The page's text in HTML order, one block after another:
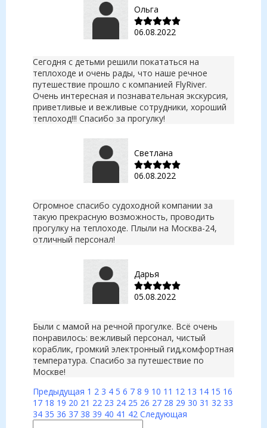
Ольга
06.08.2022
Сегодня с детьми решили покататься на
теплоходе и очень рады, что наше речное
путешествие прошло с компанией FlyRiver.
Очень интересная и познавательная экскурсия,
приветливые и вежливые сотрудники, хороший
теплоход!!! Спасибо за прогулку!
Светлана
06.08.2022
Огромное спасибо судоходной компании за
такую прекрасную возможность, проводить
прогулку на теплоходе. Плыли на Москва-24,
отличный персонал!
Дарья
05.08.2022
Были с мамой на речной прогулке. Всё очень
понравилось: вежливый персонал, чистый
кораблик, громкий электронный гид,комфортная
температура. Спасибо за путешествие по
Москве!
Предыдущая 1 2 3 4 5 6 7 8 9 10 11 12 13 14 15 16
17 18 19 20 21 22 23 24 25 26 27 28 29 30 31 32 33
34 35 36 37 38 39 40 41 42 Следующая